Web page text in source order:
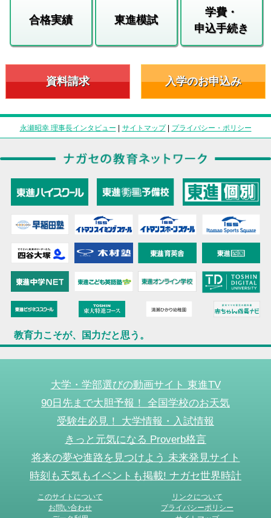
合格実績 東進模試
学費・
申込手続き
資料請求 入学のお申込み
永瀬昭幸 理事長インタビュー | サイトマップ| プライバシー・ポリシー
教育力こそが、国力だと思う。
大学・学部選びの動画サイト 東進TV
90日先まで大胆予報！ 全国学校のお天気
受験生必見！ 大学情報・入試情報
きっと元気になる Proverb格言
将来の夢や進路を見つけよう 未来発見サイト
時刻も天気もイベントも掲載! ナガセ世界時計
このサイトについて
リンクについて
お問い合わせ
プライバシーポリシー